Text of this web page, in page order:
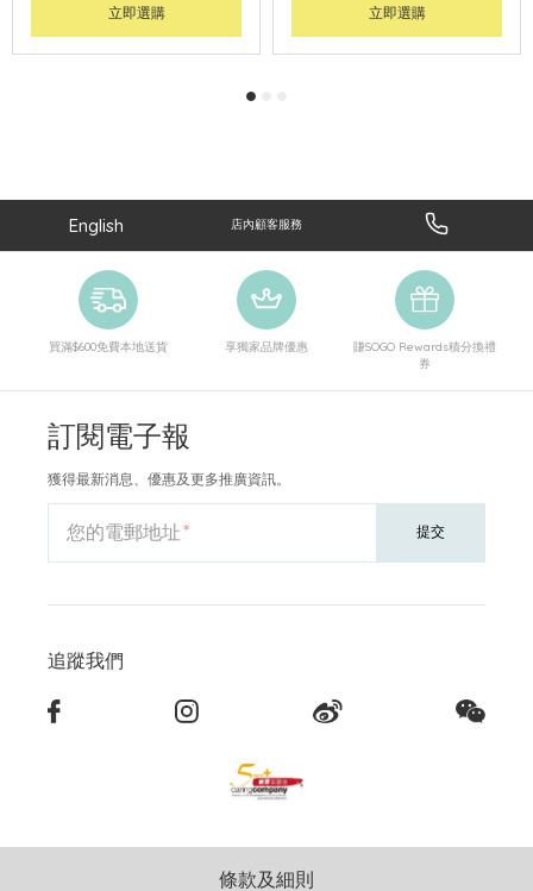
立即選購 立即選購
English 店內顧客服務
買滿$600免費本地送貨 享獨家品牌優惠
賺SOGO Rewards積分換禮
券
訂閱電子報
獲得最新消息、優惠及更多推廣資訊。
您的電郵地址 提交
追蹤我們
條款及細則